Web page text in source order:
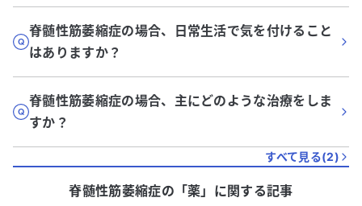
脊髄性筋萎縮症の場合、日常生活で気を付けること
はありますか？
脊髄性筋萎縮症の場合、主にどのような治療をしま
すか？
すべて見る(2)
脊髄性筋萎縮症の「薬」に関する記事